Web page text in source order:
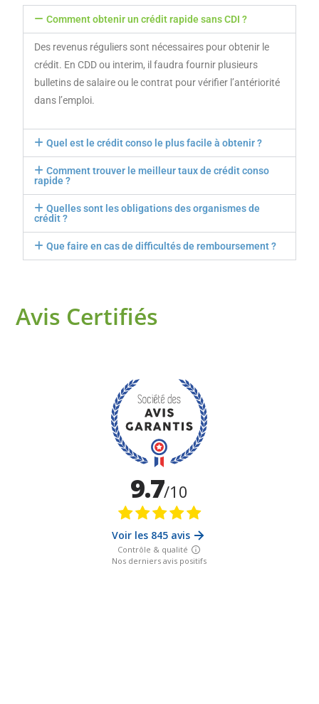
Comment obtenir un crédit rapide sans CDI ?
Des revenus réguliers sont nécessaires pour obtenir le
crédit. En CDD ou interim, il faudra fournir plusieurs
bulletins de salaire ou le contrat pour vérifier l’antériorité
dans l’emploi.
Quel est le crédit conso le plus facile à obtenir ?
Comment trouver le meilleur taux de crédit conso
rapide ?
Quelles sont les obligations des organismes de
crédit ?
Que faire en cas de difficultés de remboursement ?
Avis Certifiés